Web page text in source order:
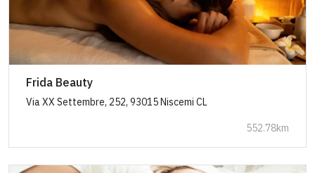
Frida Beauty
Via XX Settembre, 252, 93015 Niscemi CL
552.78km